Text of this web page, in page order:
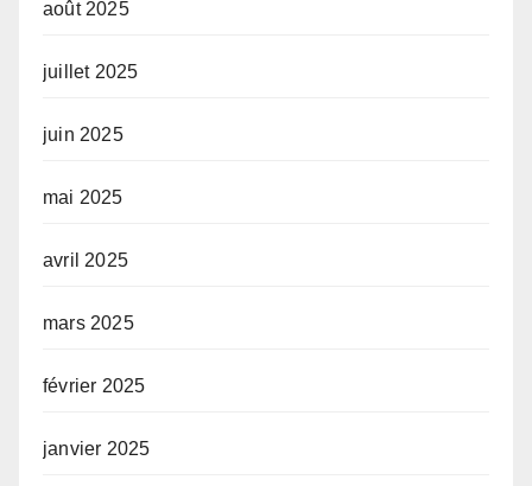
août 2025
juillet 2025
juin 2025
mai 2025
avril 2025
mars 2025
février 2025
janvier 2025